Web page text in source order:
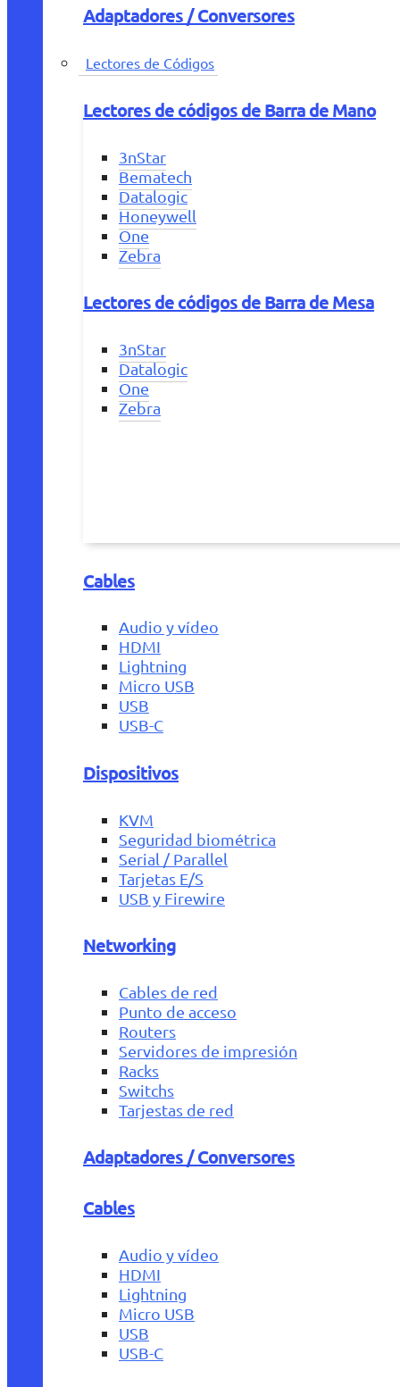
Adaptadores / Conversores
Lectores de Códigos
Lectores de códigos de Barra de Mano
3nStar
Bematech
Datalogic
Honeywell
One
Zebra
Lectores de códigos de Barra de Mesa
3nStar
Datalogic
One
Zebra
Cables
Audio y vídeo
HDMI
Lightning
Micro USB
USB
USB-C
Dispositivos
KVM
Seguridad biométrica
Serial / Parallel
Tarjetas E/S
USB y Firewire
Networking
Cables de red
Punto de acceso
Routers
Servidores de impresión
Racks
Switchs
Tarjestas de red
Adaptadores / Conversores
Cables
Audio y vídeo
HDMI
Lightning
Micro USB
USB
USB-C